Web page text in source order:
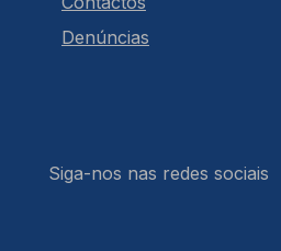
Denúncias
Siga-nos nas redes sociais